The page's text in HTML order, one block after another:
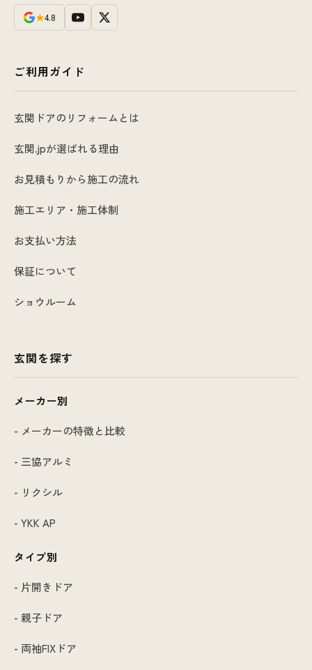
★4.8
ご利用ガイド
玄関ドアのリフォームとは
玄関.jpが選ばれる理由
お見積もりから施工の流れ
施工エリア・施工体制
お支払い方法
保証について
ショウルーム
玄関を探す
メーカー別
- メーカーの特徴と比較
- 三協アルミ
- リクシル
- YKK AP
タイプ別
- 片開きドア
- 親子ドア
- 両袖FIXドア